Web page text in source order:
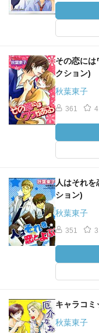
その恋には
クション)
秋葉東子
361
人はそれ
ション)
秋葉東子
351
キャラコミ
秋葉東子